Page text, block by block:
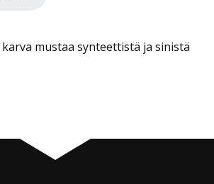
mustaa synteettistä ja sinistä